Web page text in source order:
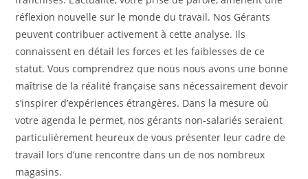
réflexion nouvelle sur le monde du travail. Nos Gérants
peuvent contribuer activement à cette analyse. Ils
connaissent en détail les forces et les faiblesses de ce
statut. Vous comprendrez que nous nous avons une bonne
maîtrise de la réalité française sans nécessairement devoir
s’inspirer d’expériences étrangères. Dans la mesure où
votre agenda le permet, nos gérants non-salariés seraient
particulièrement heureux de vous présenter leur cadre de
travail lors d’une rencontre dans un de nos nombreux
magasins.